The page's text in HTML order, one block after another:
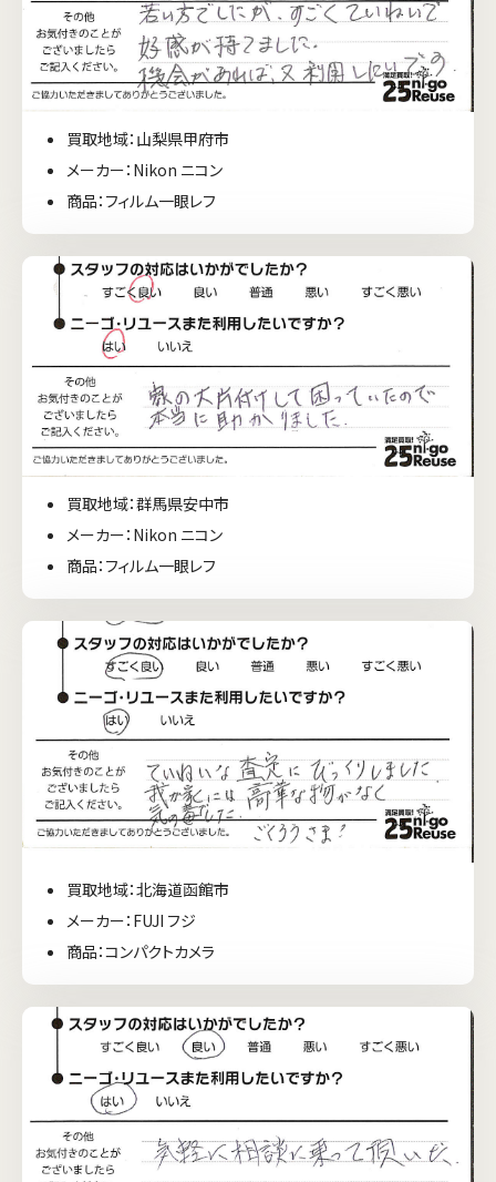
買取地域：山梨県甲府市
メーカー：Nikon ニコン
商品：フィルム一眼レフ
買取地域：群馬県安中市
メーカー：Nikon ニコン
商品：フィルム一眼レフ
買取地域：北海道函館市
メーカー：FUJI フジ
商品：コンパクトカメラ